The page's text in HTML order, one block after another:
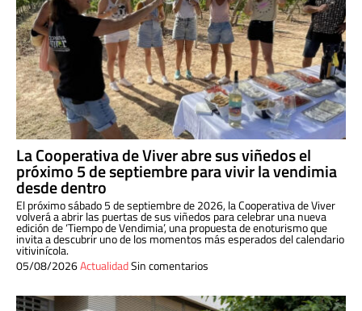
La Cooperativa de Viver abre sus viñedos el
próximo 5 de septiembre para vivir la vendimia
desde dentro
El próximo sábado 5 de septiembre de 2026, la Cooperativa de Viver
volverá a abrir las puertas de sus viñedos para celebrar una nueva
edición de ‘Tiempo de Vendimia’, una propuesta de enoturismo que
invita a descubrir uno de los momentos más esperados del calendario
vitivinícola.
05/08/2026ActualidadSin comentarios